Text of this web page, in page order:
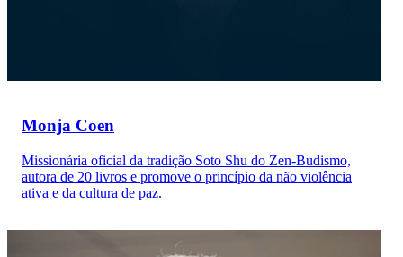
Monja Coen
Missionária oficial da tradição Soto Shu do Zen-Budismo,
autora de 20 livros e promove o princípio da não violência
ativa e da cultura de paz.